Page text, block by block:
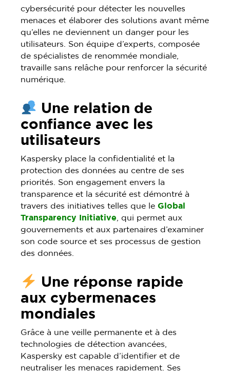
cybersécurité pour détecter les nouvelles
menaces et élaborer des solutions avant même
qu’elles ne deviennent un danger pour les
utilisateurs. Son équipe d’experts, composée
de spécialistes de renommée mondiale,
travaille sans relâche pour renforcer la sécurité
numérique.
Une relation de
confiance avec les
utilisateurs
Kaspersky place la confidentialité et la
protection des données au centre de ses
priorités. Son engagement envers la
transparence et la sécurité est démontré à
travers des initiatives telles que leGlobal
Transparency Initiative , qui permet aux
gouvernements et aux partenaires d’examiner
son code source et ses processus de gestion
des données.
Une réponse rapide
aux cybermenaces
mondiales
Grâce à une veille permanente et à des
technologies de détection avancées,
Kaspersky est capable d’identifier et de
neutraliser les menaces rapidement. Ses